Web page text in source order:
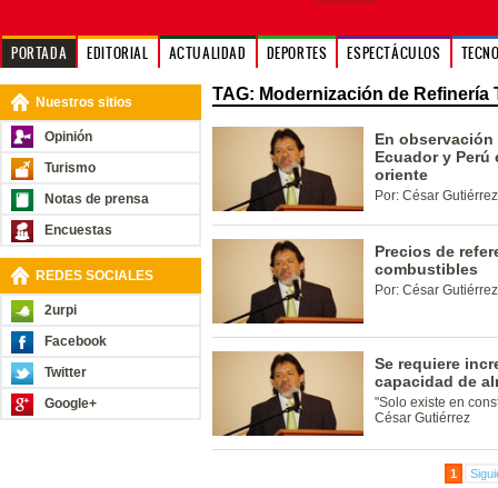
PORTADA EDITORIAL ACTUALIDAD DEPORTES ESPECTÁCULOS
Nuestros sitios
Opinión
Turismo
Notas de prensa
Encuestas
REDES SOCIALES
2urpi
Facebook
Twitter
Google+
TAG: Modernización de Refinería
En
Ecuador y
oriente
Por: César Gutiérrez
Precios de
combustibles
Por: César Gutiérrez
Se requiere
capacidad de
"Solo existe en
César Gutiérrez
1